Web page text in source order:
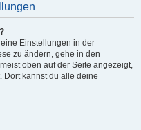
Einstellungen in der
zu ändern, gehe in den
oben auf der Seite angezeigt,
Dort kannst du alle deine